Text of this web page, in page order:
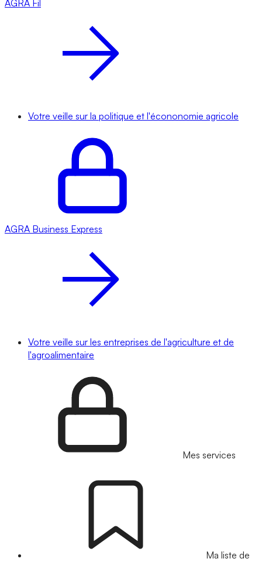
AGRA Fil
Votre veille sur la politique et l'écononomie agricole
AGRA Business Express
Votre veille sur les entreprises de l'agriculture et de
l'agroalimentaire
Mes services
Ma liste de